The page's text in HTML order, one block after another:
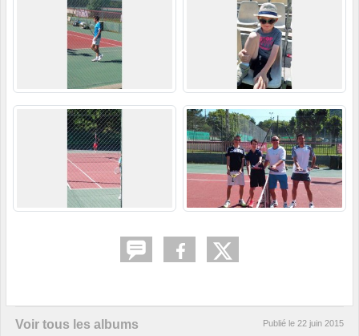
Voir tous les albums
Publié le 22 juin 2015